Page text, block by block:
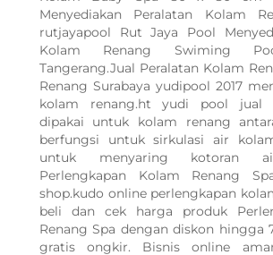
Menyediakan Peralatan Kolam
rutjayapool Rut Jaya Pool
Kolam Renang Swiming
Tangerang.Jual Peralatan Kolam
Renang Surabaya yudipool 2017
kolam renang.ht yudi pool jual
dipakai untuk kolam renang
berfungsi untuk sirkulasi air
untuk menyaring kotoran
Perlengkapan Kolam Renang
shop.kudo online perlengkapan
beli dan cek harga produk
Renang Spa dengan diskon hingga
gratis ongkir. Bisnis online